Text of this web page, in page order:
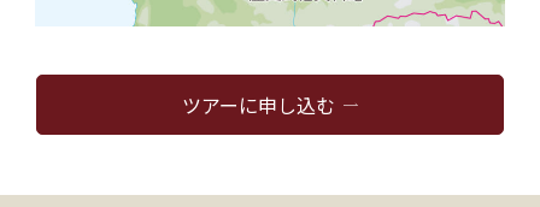
ツアーに申し込む